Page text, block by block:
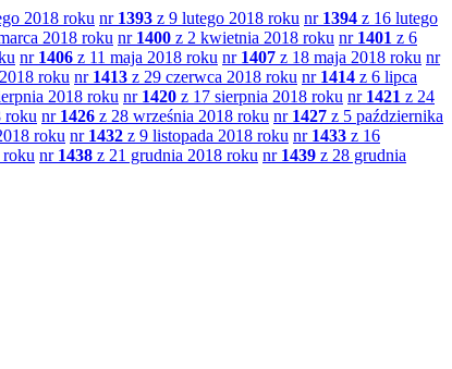
2018 roku nr 1393 z 9 lutego 2018 roku nr 1394 z 16 lutego
2018 roku nr 1400 z 2 kwietnia 2018 roku nr 1401 z 6
nr 1406 z 11 maja 2018 roku nr 1407 z 18 maja 2018 roku nr
roku nr 1413 z 29 czerwca 2018 roku nr 1414 z 6 lipca
2018 roku nr 1420 z 17 sierpnia 2018 roku nr 1421 z 24
roku nr 1426 z 28 września 2018 roku nr 1427 z 5 października
roku nr 1432 z 9 listopada 2018 roku nr 1433 z 16
nr 1438 z 21 grudnia 2018 roku nr 1439 z 28 grudnia